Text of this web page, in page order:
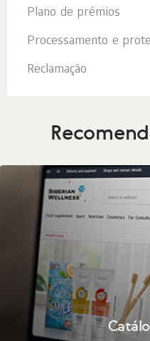
Plano de prémios
Processamento e
Reclamação